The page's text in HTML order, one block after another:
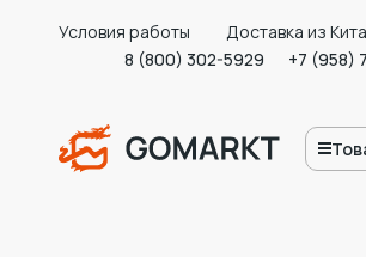
Условия работы Доставка из
8 (800) 302-5929
+7 (958)